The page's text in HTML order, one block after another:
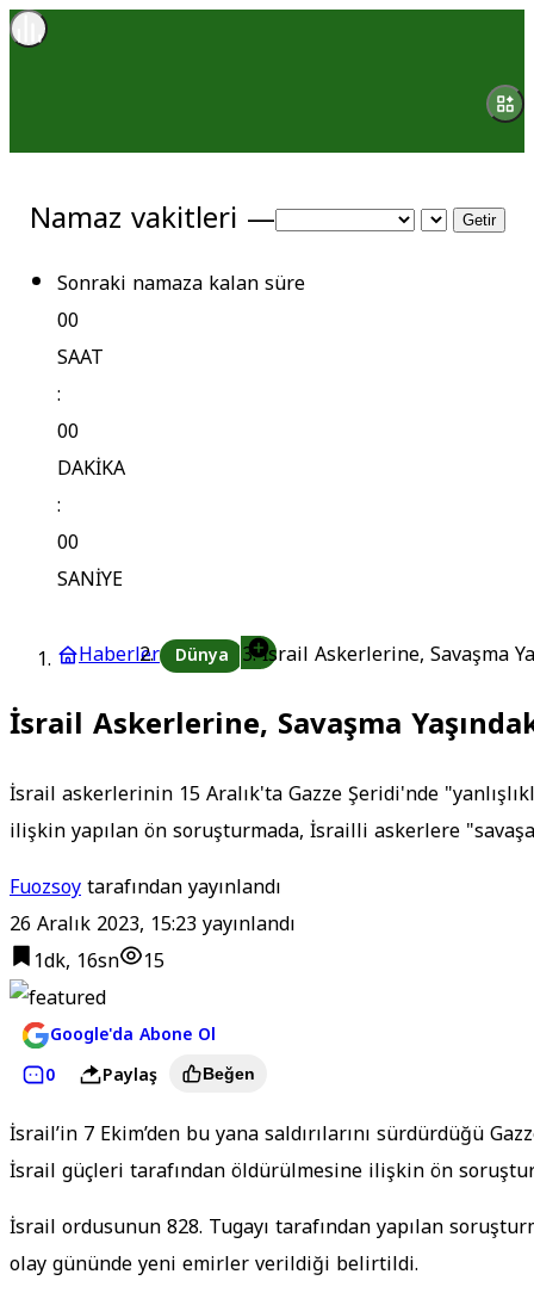
Namaz vakitleri — Getir
Sonraki namaza kalan süre
00
SAAT
:
00
DAKİKA
:
00
SANİYE
Haberler Dünya İsrail Askerlerine, Savaşma
İsrail Askerlerine, Savaşma
İsrail askerlerinin 15 Aralık'ta Gazze Şeridi'nde
ilişkin yapılan ön soruşturmada, İsrailli askerlere
Fuozsoytarafından yayınlandı
26 Aralık 2023, 15:23yayınlandı
1dk, 16sn
15
Google'da Abone Ol
0
Paylaş Beğen
İsrail’in 7 Ekim’den bu yana saldırılarını sürdürdüğü
İsrail güçleri tarafından öldürülmesine ilişkin ön
İsrail ordusunun 828. Tugayı tarafından yapılan
olay gününde yeni emirler verildiği belirtildi.